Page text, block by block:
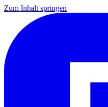
Zum Inhalt springen